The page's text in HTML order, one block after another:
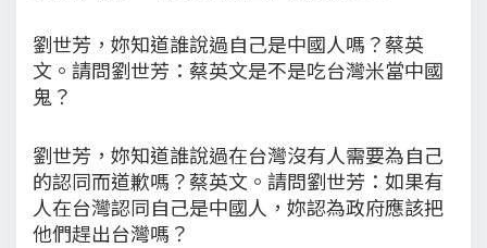
劉世芳，妳知道誰說過自己是中國人嗎？蔡英
文。請問劉世芳：蔡英文是不是吃台灣米當中國
鬼？
劉世芳，妳知道誰說過在台灣沒有人需要為自己
的認同而道歉嗎？蔡英文。請問劉世芳：如果有
人在台灣認同自己是中國人，妳認為政府應該把
他們趕出台灣嗎？